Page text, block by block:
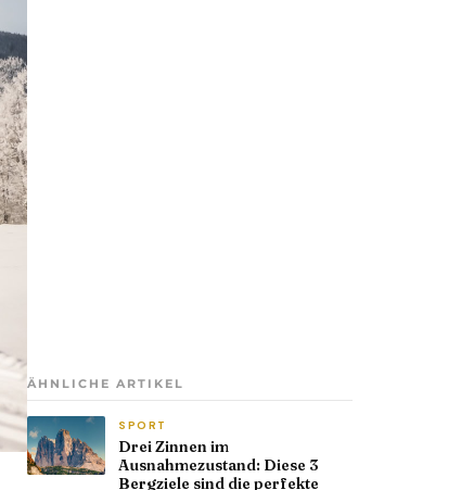
ÄHNLICHE ARTIKEL
SPORT
Drei Zinnen im
Ausnahmezustand: Diese 3
Bergziele sind die perfekte